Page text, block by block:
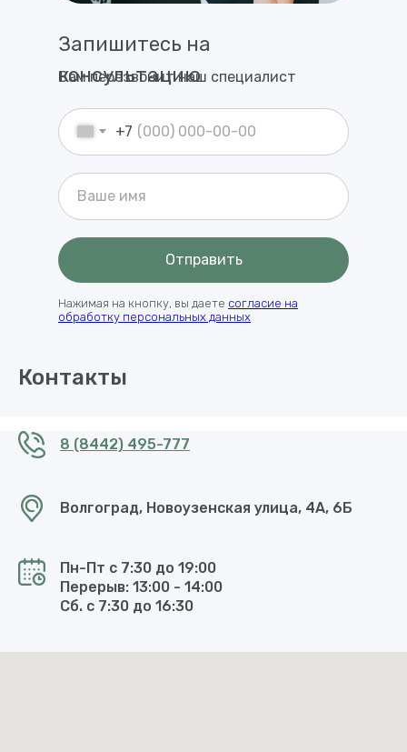
+7
Отправить
Нажимая на кнопку, вы даете согласие на
обработку персональных данных
Запишитесь на
консультацию
Вам перезвонит наш специалист
Контакты
8 (8442) 495-777
Волгоград, Новоузенская улица, 4А, 6Б
Пн-Пт с 7:30 до 19:00
Перерыв: 13:00 - 14:00
Сб. с 7:30 до 16:30